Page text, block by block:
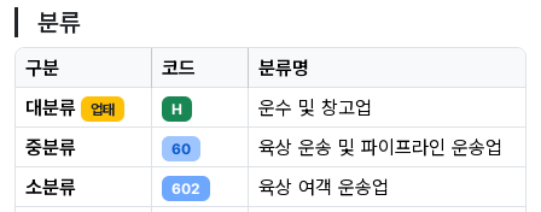
분류
구분 코드
분류명
대분류
업태 H
운수 및 창고업
중분류
60
육상 운송 및 파이프라인 운송업
소분류
602
육상 여객 운송업